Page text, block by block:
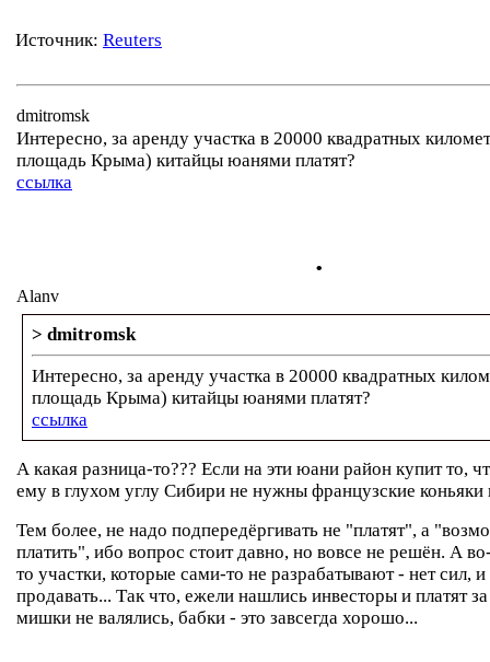
Источник: Reuters
dmitromsk
Интересно, за аренду участка в 20000 квадратных
площадь Крыма) китайцы юанями платят?
ссылка
.
Alanv
> dmitromsk
Интересно, за аренду участка в 20000 квадратных
площадь Крыма) китайцы юанями платят?
ссылка
А какая разница-то??? Если на эти юани район купит то,
ему в глухом углу Сибири не нужны французские
Тем более, не надо подпередёргивать не "платят", а
платить", ибо вопрос стоит давно, но вовсе не решён. А
то участки, которые сами-то не разрабатывают - нет сил,
продавать... Так что, ежели нашлись инвесторы и платят
мишки не валялись, бабки - это завсегда хорошо...